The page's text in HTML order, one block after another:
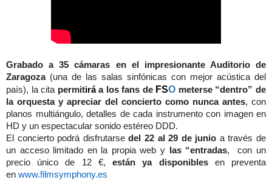
Grabado a 35 cámaras en el impresionante Auditorio de
Zaragoza(una de las salas sinfónicas con mejor acústica del
país), la cita permitiráa los fans de FSO meterse “dentro” de
la orquesta y apreciar del concierto como nunca antes, con
planos multiángulo, detalles de cada instrumento con imagen en
HD y un espectacular sonido estéreo DDD.
El concierto podrá disfrutarsedel 22 al 29 de junio a través de
un acceso limitado en la propia web y
las “entradas, con un
precio único de 12 €,
están ya disponibles en preventa
en www.filmsymphony.es